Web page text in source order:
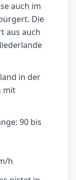
auch im
Die
aus auch
in der
mit
90 bis
h